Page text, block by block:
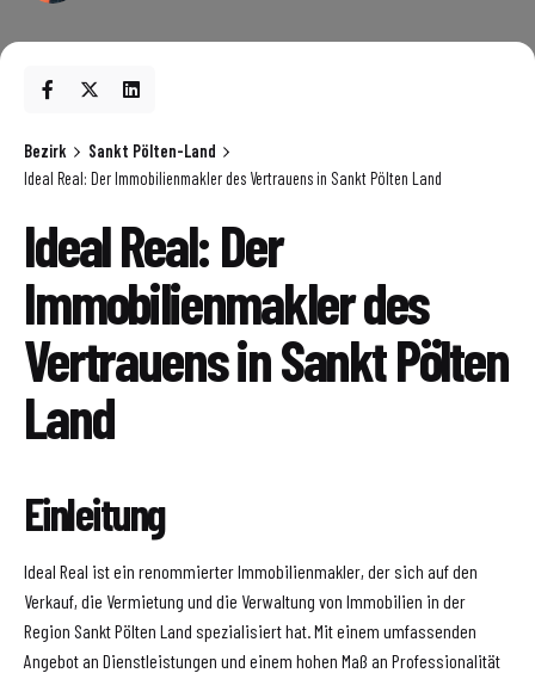
Bezirk
Sankt Pölten-Land
Ideal Real: Der Immobilienmakler des Vertrauens in Sankt Pölten Land
Ideal Real: Der
Immobilienmakler des
Vertrauens in Sankt Pölten
Land
Einleitung
Ideal Real ist ein renommierter Immobilienmakler, der sich auf den
Verkauf, die Vermietung und die Verwaltung von Immobilien in der
Region Sankt Pölten Land spezialisiert hat. Mit einem umfassenden
Angebot an Dienstleistungen und einem hohen Maß an Professionalität